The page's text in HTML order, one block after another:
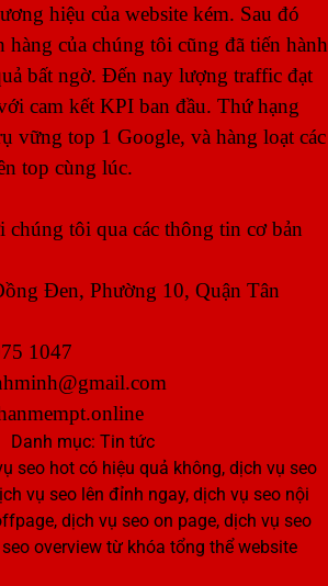
hiệu của website kém. Sau đó
của chúng tôi cũng đã tiến hành
bất ngờ. Đến nay lượng traffic đạt
cam kết KPI ban đầu. Thứ hạng
vững top 1 Google, và hàng loạt các
top cùng lúc.
tôi qua các thông tin cơ bản
Đen, Phường 10, Quận Tân
1047
Danh mục: Tin tức
seo hot có hiệu quả không, dịch vụ seo
vụ seo lên đỉnh ngay, dịch vụ seo nội
, dịch vụ seo on page, dịch vụ seo
overview từ khóa tổng thể website